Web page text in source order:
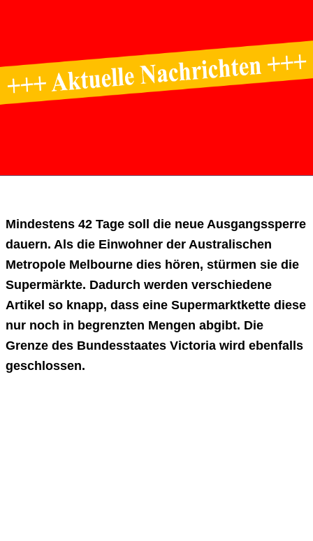
Mindestens 42 Tage soll die neue Ausgangssperre
dauern. Als die Einwohner der Australischen
Metropole Melbourne dies hören, stürmen sie die
Supermärkte. Dadurch werden verschiedene
Artikel so knapp, dass eine Supermarktkette diese
nur noch in begrenzten Mengen abgibt. Die
Grenze des Bundesstaates Victoria wird ebenfalls
geschlossen.